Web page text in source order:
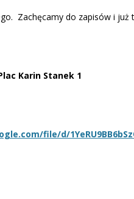
Zachęcamy do zapisów i już
Karin Stanek 1
file/d/